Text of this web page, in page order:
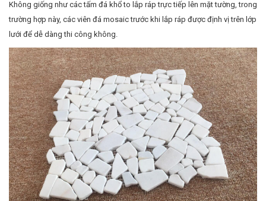
Không giống như các tấm đá khổ to lắp ráp trực tiếp lên mặt tường, trong
trường hợp này, các viên đá mosaic trước khi lắp ráp được định vị trên lớp
lưới để dễ dàng thi công không.